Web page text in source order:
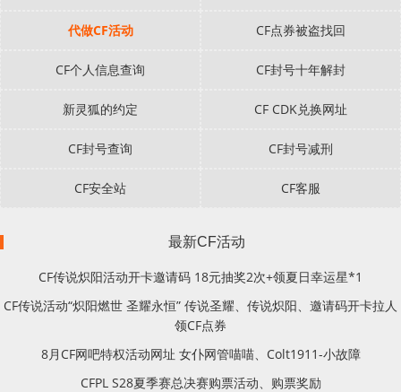
代做CF活动 CF点券被盗找回
CF个人信息查询 CF封号十年解封
新灵狐的约定 CF CDK兑换网址
CF封号查询 CF封号减刑
CF安全站 CF客服
最新CF活动
CF传说炽阳活动开卡邀请码 18元抽奖2次+领夏日幸运星*1
CF传说活动“炽阳燃世 圣耀永恒” 传说圣耀、传说炽阳、邀请码开卡拉人
领CF点券
8月CF网吧特权活动网址 女仆网管喵喵、Colt1911-小故障
CFPL S28夏季赛总决赛购票活动、购票奖励